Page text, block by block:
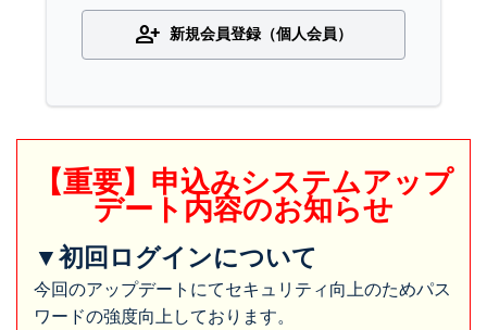
person_add 新規会員登録（個人会員）
【重要】申込みシステムアップ
デート内容のお知らせ
▼初回ログインについて
今回のアップデートにてセキュリティ向上のためパス
ワードの強度向上しております。